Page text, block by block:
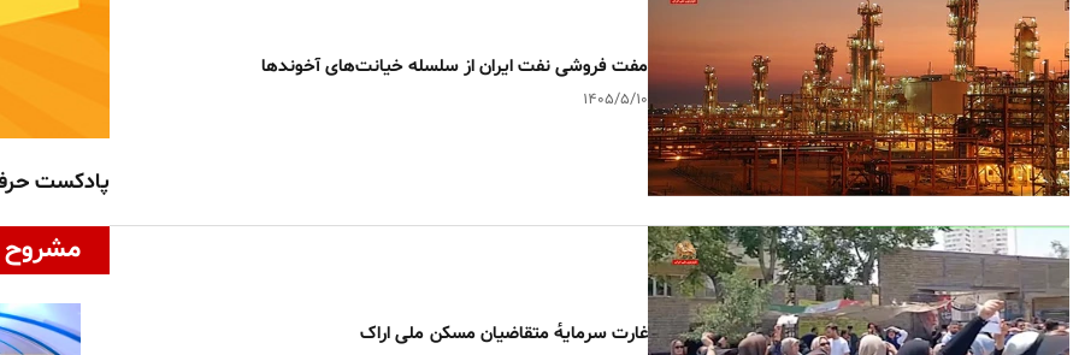
مفت فروشی نفت ایران از سلسله خیانت‌های آخوندها
۱۴۰۵/۵/۱۰
غارت سرمایه‌ٔ متقاضیان مسکن ملی اراک
پادکست
مشروح